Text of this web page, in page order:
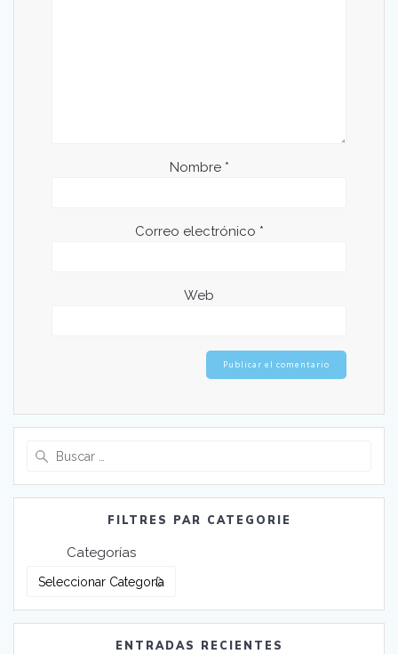
Nombre *
Correo electrónico *
Web
FILTRES PAR CATEGORIE
Categorías
ENTRADAS RECIENTES